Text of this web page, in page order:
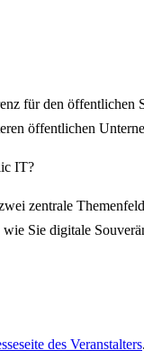
für den
öffentlichen
IT?
zentrale
Sie digitale
des Veranstalters.